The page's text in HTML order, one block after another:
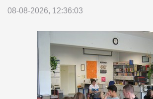
08-08-2026, 12:36:03